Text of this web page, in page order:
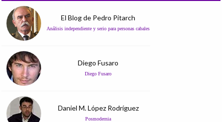
El Blog de Pedro Pitarch
Análisis independiente y serio para personas cabales
Diego Fusaro
Diego Fusaro
Daniel M. López Rodríguez
Posmodernia